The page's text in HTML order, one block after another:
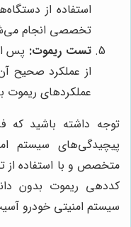
تخصصی انجام
تست ریموت: پس
از عملکرد صحیح
عملکردهای ریموت
پیچیدگی‌های سیستم
متخصص و با استفاده از
کددهی ریموت بدون
سیستم امنیتی خودرو